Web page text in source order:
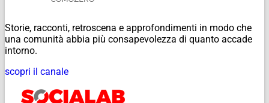
Storie, racconti, retroscena e approfondimenti in modo che
una comunità abbia più consapevolezza di quanto accade
intorno.
scopri il canale